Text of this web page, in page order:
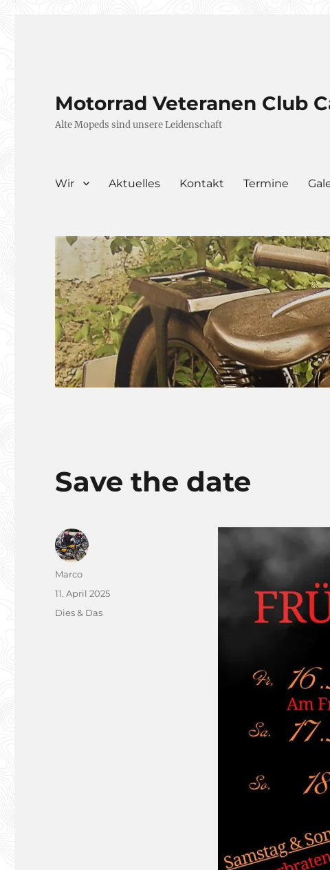
Motorrad Veteranen Club
Alte Mopeds sind unsere Leidenschaft
Wir Aktuelles Kontakt Termine
Save the date
Autor
Marco
Veröffentlicht
am
11. April 2025
Kategorien
Dies & Das